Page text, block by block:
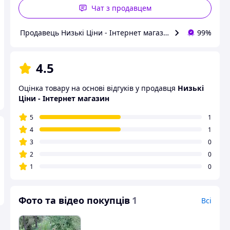
Чат з продавцем
Продавець Низькі Ціни - Інтернет магазин 99%
4.5
Оцінка товару на основі відгуків у продавця Низькі
Ціни - Інтернет магазин
5
1
4
1
3
0
2
0
1
0
Фото та відео покупців 1 Всі